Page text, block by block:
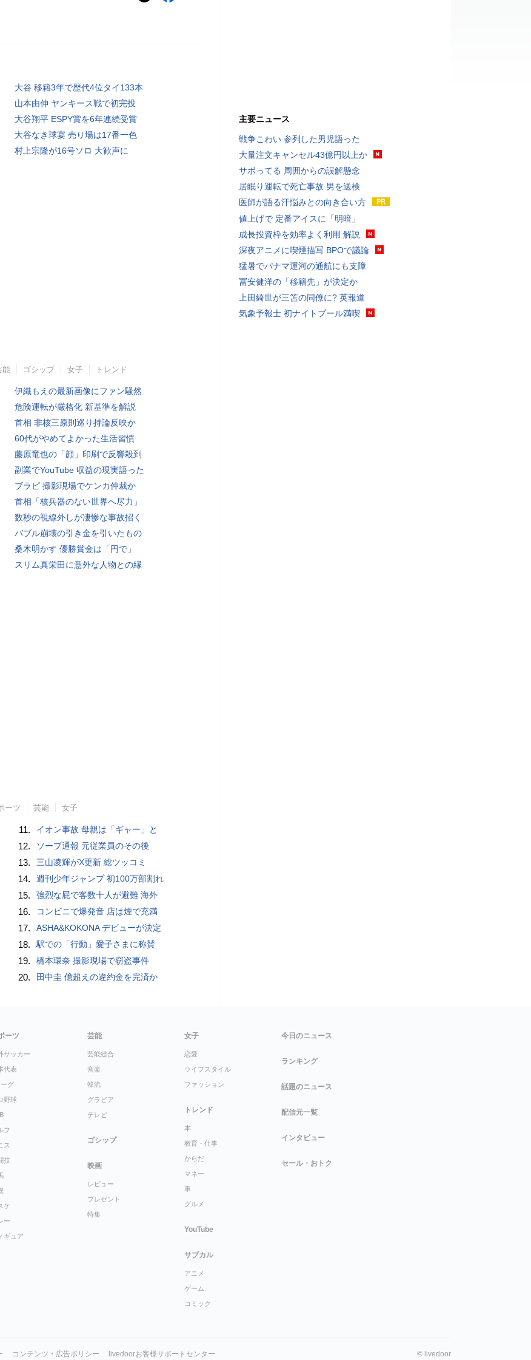
大谷 移籍3年で歴代4位タイ133本
山本由伸 ヤンキース戦で初完投
大谷翔平 ESPY賞を6年連続受賞
大谷なき球宴 売り場は17番一色
村上宗隆が16号ソロ 大歓声に
能 ゴシップ 女子 トレンド
伊織もえの最新画像にファン騒然
危険運転が厳格化 新基準を解説
首相 非核三原則巡り持論反映か
60代がやめてよかった生活習慣
藤原竜也の「顔」印刷で反響殺到
副業でYouTube 収益の現実語った
ブラピ 撮影現場でケンカ仲裁か
首相「核兵器のない世界へ尽力」
数秒の視線外しが凄惨な事故招く
バブル崩壊の引き金を引いたもの
桑木明かす 優勝賞金は「円で」
スリム真栄田に意外な人物との縁
ーツ 芸能 女子
11. イオン事故 母親は「ギャー」と
12. ソープ通報 元従業員のその後
13. 三山凌輝がX更新 総ツッコミ
14. 週刊少年ジャンプ 初100万部割れ
15. 強烈な屁で客数十人が避難 海外
16. コンビニで爆発音 店は煙で充満
17. ASHA&KOKONA デビューが決定
18. 駅での「行動」愛子さまに称賛
19. 橋本環奈 撮影現場で窃盗事件
20. 田中圭 億超えの違約金を完済か
主要ニュース
戦争こわい 参列した男児語った
大量注文キャンセル43億円以上か
サボってる 周囲からの誤解懸念
居眠り運転で死亡事故 男を送検
医師が語る汗悩みとの向き合い方
値上げで 定番アイスに「明暗」
成長投資枠を効率よく利用 解説
深夜アニメに喫煙描写 BPOで議論
猛暑でパナマ運河の通航にも支障
冨安健洋の「移籍先」が決定か
上田綺世が三笘の同僚に? 英報道
気象予報士 初ナイトプール満喫
ーツ
サッカー
代表
グ
野球
フ
ス
技
ケ
ー
ギュア
芸能
芸能総合
音楽
韓流
グラビア
テレビ
ゴシップ
映画
レビュー
プレゼント
特集
女子
恋愛
ライフスタイル
ファッション
トレンド
本
教育・仕事
からだ
マネー
車
グルメ
YouTube
サブカル
アニメ
ゲーム
コミック
今日のニュース
ランキング
話題のニュース
配信元一覧
インタビュー
セール・おトク
コンテンツ・広告ポリシー livedoorお客様サポートセンター © livedoor